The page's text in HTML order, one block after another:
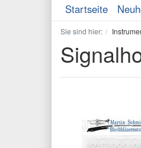
Startseite
Sie sind hier: